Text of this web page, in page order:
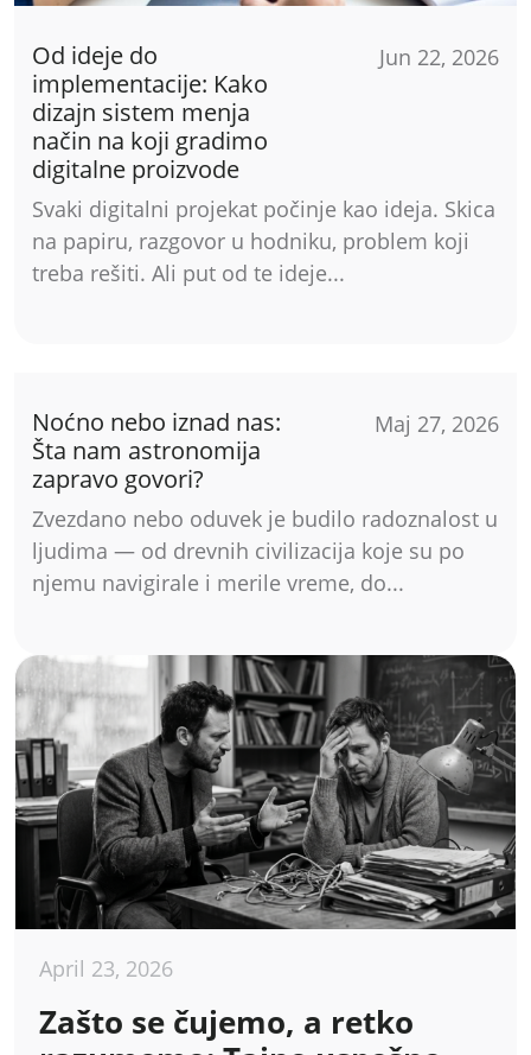
Od ideje do
implementacije: Kako
dizajn sistem menja
način na koji gradimo
digitalne proizvode
Jun 22, 2026
Svaki digitalni projekat počinje kao ideja. Skica
na papiru, razgovor u hodniku, problem koji
treba rešiti. Ali put od te ideje...
Noćno nebo iznad nas:
Šta nam astronomija
zapravo govori?
Maj 27, 2026
Zvezdano nebo oduvek je budilo radoznalost u
ljudima — od drevnih civilizacija koje su po
njemu navigirale i merile vreme, do...
April 23, 2026
Zašto se čujemo, a retko